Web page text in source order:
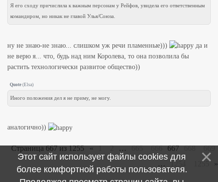
Я его сходу причислила к важным персонам у Рейфов, увидела его ответственным
командиром, но никак не главой Улья/Союза.
ну не знаю-не знаю... слишком уж речи пламенные)))
да и
не верю я... что, будь над ним Королева, то она позволила бы
растить технологически развитое общество))
Quote (Elsa)
Иного положения дел я не приму, не могу.
аналогично))
Страница667из1255 « 1 2 … 665 666 667 668
669
…
1254 1255 »
Этот сайт использует файлы cookies для
более комфортной работы пользователя.